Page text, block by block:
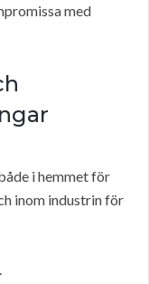
med
i hemmet för
inom industrin för